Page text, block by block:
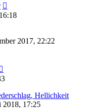
2017, 22:22
Hellichkeit
2018, 17:25